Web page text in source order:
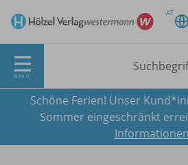
AT
MENÜ
Schöne Ferien! Unser
Sommer eingeschränkt
Informationen